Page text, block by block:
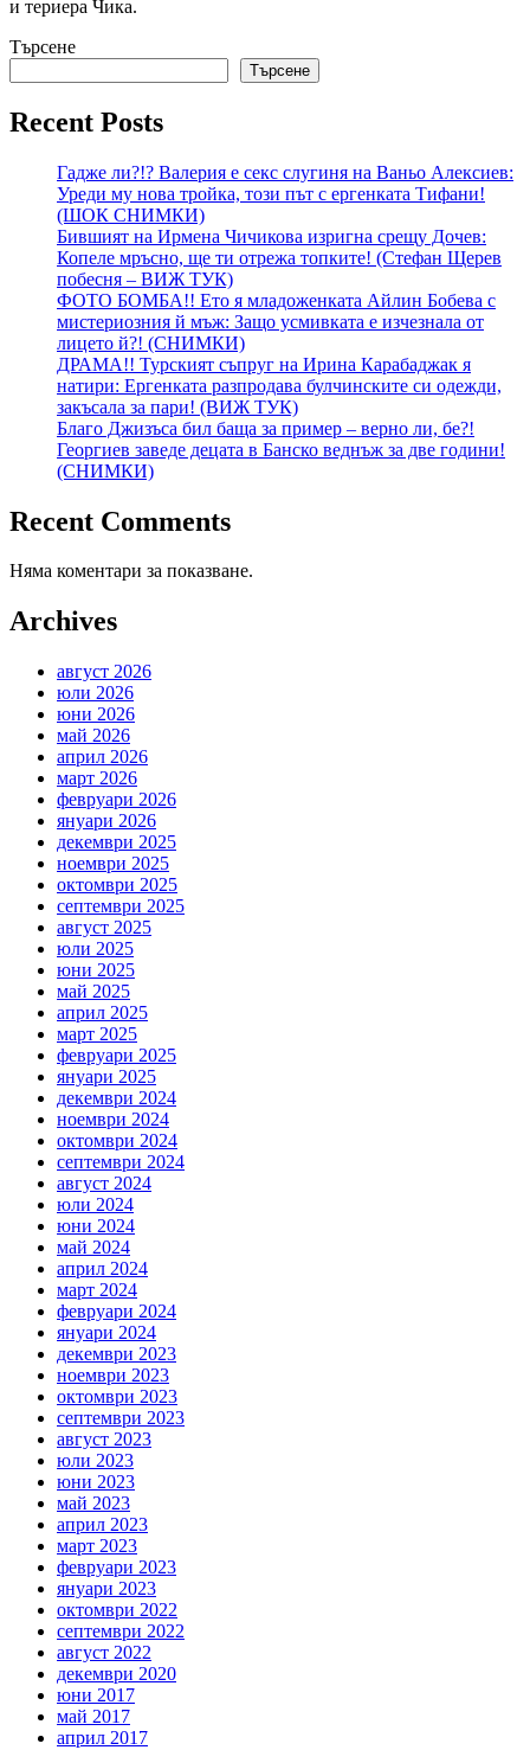
и териера Чика.
Търсене
Търсене
Recent Posts
Гадже ли?!? Валерия е секс слугиня на Ваньо Алексиев:
Уреди му нова тройка, този път с ергенката Тифани!
(ШОК СНИМКИ)
Бившият на Ирмена Чичикова изригна срещу Дочев:
Копеле мръсно, ще ти отрежа топките! (Стефан Щерев
побесня – ВИЖ ТУК)
ФОТО БОМБА!! Ето я младоженката Айлин Бобева с
мистериозния й мъж: Защо усмивката е изчезнала от
лицето й?! (СНИМКИ)
ДРАМА!! Турският съпруг на Ирина Карабаджак я
натири: Ергенката разпродава булчинските си одежди,
закъсала за пари! (ВИЖ ТУК)
Благо Джизъса бил баща за пример – верно ли, бе?!
Георгиев заведе децата в Банско веднъж за две години!
(СНИМКИ)
Recent Comments
Няма коментари за показване.
Archives
август 2026
юли 2026
юни 2026
май 2026
април 2026
март 2026
февруари 2026
януари 2026
декември 2025
ноември 2025
октомври 2025
септември 2025
август 2025
юли 2025
юни 2025
май 2025
април 2025
март 2025
февруари 2025
януари 2025
декември 2024
ноември 2024
октомври 2024
септември 2024
август 2024
юли 2024
юни 2024
май 2024
април 2024
март 2024
февруари 2024
януари 2024
декември 2023
ноември 2023
октомври 2023
септември 2023
август 2023
юли 2023
юни 2023
май 2023
април 2023
март 2023
февруари 2023
януари 2023
октомври 2022
септември 2022
август 2022
декември 2020
юни 2017
май 2017
април 2017